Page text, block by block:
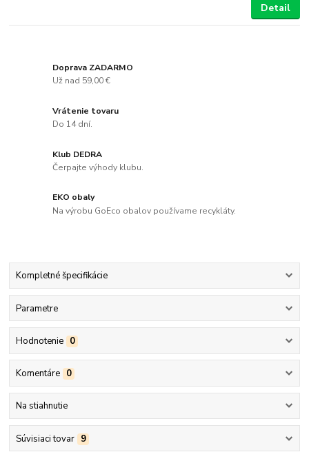
Detail
Doprava ZADARMO
Už nad 59,00 €
Vrátenie tovaru
Do 14 dní.
Klub DEDRA
Čerpajte výhody klubu.
EKO obaly
Na výrobu GoEco obalov používame recykláty.
Kompletné špecifikácie
Parametre
Hodnotenie 0
Komentáre 0
Na stiahnutie
Súvisiaci tovar 9